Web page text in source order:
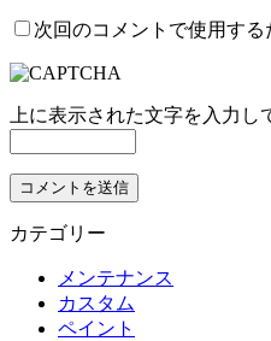
次回のコメントで使用す
上に表示された文字を入力し
カテゴリー
メンテナンス
カスタム
ペイント